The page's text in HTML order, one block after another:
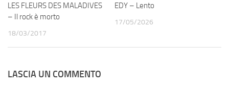
LES FLEURS DES MALADIVES
– Il rock è morto
18/03/2017
EDY – Lento
17/05/2026
LASCIA UN COMMENTO